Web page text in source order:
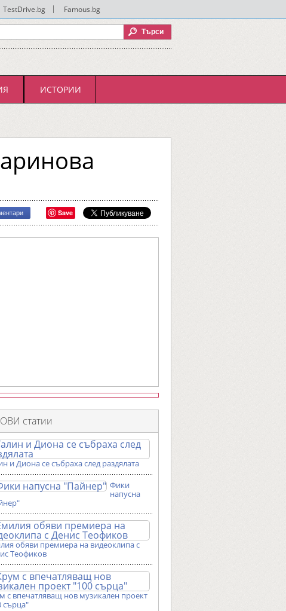
TestDrive.bg Famous.bg
ИСТОРИИ
Save
статии
и Диона се събраха след раздялата
Фики
напусна
обяви премиера на видеоклипа с
Теофиков
с впечатляващ нов музикален проект
сърца"